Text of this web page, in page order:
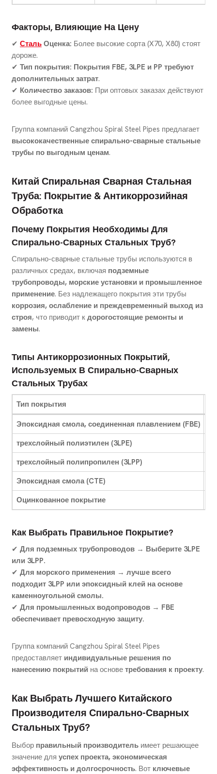
Факторы, Влияющие На Цену
✔ Сталь Оценка: Более высокие сорта (X70, X80) стоят
дороже.
✔ Тип покрытия: Покрытия FBE, 3LPE и PP требуют
дополнительных затрат.
✔ Количество заказов: При оптовых заказах действуют
более выгодные цены.
Группа компаний Cangzhou Spiral Steel Pipes предлагает
высококачественные спирально-сварные стальные
трубы по выгодным ценам.
Китай Спиральная Сварная Стальная
Труба: Покрытие & Антикоррозийная
Обработка
Почему Покрытия Необходимы Для
Спирально-Сварных Стальных Труб?
Спирально-сварные стальные трубы используются в
различных средах, включая подземные
трубопроводы, морские установки и промышленное
применение. Без надлежащего покрытия эти трубы
коррозия, ослабление и преждевременный выход из
строя, что приводит к дорогостоящие ремонты и
замены.
Типы Антикоррозионных Покрытий,
Используемых В Спирально-Сварных
Стальных Трубах
Тип покрытия
Эпоксидная смола, соединенная плавлением (FBE)
трехслойный полиэтилен (3LPE)
трехслойный полипропилен (3LPP)
Эпоксидная смола (CTE)
Оцинкованное покрытие
Как Выбрать Правильное Покрытие?
✔ Для подземных трубопроводов → Выберите 3LPE
или 3LPP.
✔ Для морского применения → лучше всего
подходит 3LPP или эпоксидный клей на основе
каменноугольной смолы.
✔ Для промышленных водопроводов → FBE
обеспечивает превосходную защиту.
Группа компаний Cangzhou Spiral Steel Pipes
предоставляет индивидуальные решения по
нанесению покрытий на основе требования к проекту.
Как Выбрать Лучшего Китайского
Производителя Спирально-Сварных
Стальных Труб?
Выбор правильный производитель имеет решающее
значение для успех проекта, экономическая
эффективность и долгосрочность. Вот ключевые